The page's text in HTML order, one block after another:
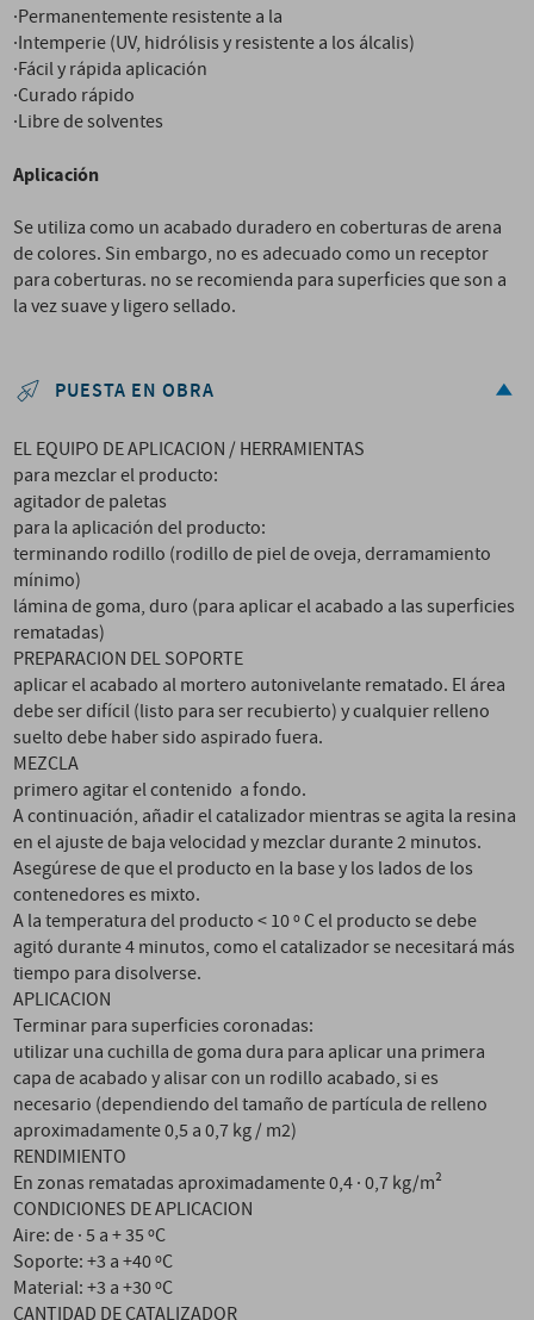
·Permanentemente resistente a la
·Intemperie (UV, hidrólisis y resistente a los álcalis)
·Fácil y rápida aplicación
·Curado rápido
·Libre de solventes
Aplicación
Se utiliza como un acabado duradero en coberturas de arena
de colores. Sin embargo, no es adecuado como un receptor
para coberturas. no se recomienda para superficies que son a
la vez suave y ligero sellado.
PUESTA EN OBRA
EL EQUIPO DE APLICACION / HERRAMIENTAS
para mezclar el producto:
agitador de paletas
para la aplicación del producto:
terminando rodillo (rodillo de piel de oveja, derramamiento
mínimo)
lámina de goma, duro (para aplicar el acabado a las superficies
rematadas)
PREPARACION DEL SOPORTE
aplicar el acabado al mortero autonivelante rematado. El área
debe ser difícil (listo para ser recubierto) y cualquier relleno
suelto debe haber sido aspirado fuera.
MEZCLA
primero agitar el contenido a fondo.
A continuación, añadir el catalizador mientras se agita la resina
en el ajuste de baja velocidad y mezclar durante 2 minutos.
Asegúrese de que el producto en la base y los lados de los
contenedores es mixto.
A la temperatura del producto < 10 º C el producto se debe
agitó durante 4 minutos, como el catalizador se necesitará más
tiempo para disolverse.
APLICACION
Terminar para superficies coronadas:
utilizar una cuchilla de goma dura para aplicar una primera
capa de acabado y alisar con un rodillo acabado, si es
necesario (dependiendo del tamaño de partícula de relleno
aproximadamente 0,5 a 0,7 kg / m2)
RENDIMIENTO
En zonas rematadas aproximadamente 0,4 · 0,7 kg/m²
CONDICIONES DE APLICACION
Aire: de · 5 a + 35 ºC
Soporte: +3 a +40 ºC
Material: +3 a +30 ºC
CANTIDAD DE CATALIZADOR